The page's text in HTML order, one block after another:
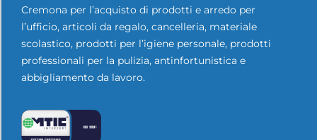
Cremona per l’acquisto di prodotti e arredo per
l’ufficio, articoli da regalo, cancelleria, materiale
scolastico, prodotti per l’igiene personale, prodotti
professionali per la pulizia, antinfortunistica e
abbigliamento da lavoro.